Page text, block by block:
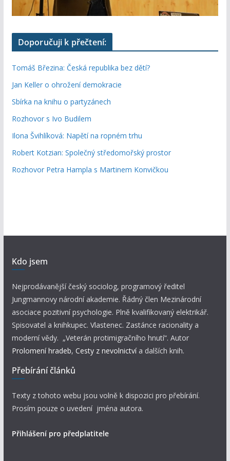
Doporučuji k přečtení:
Tomáš Březina: Česká republika bez dětí?
Jan Keller o ohrožení demokracie
Sbírka na knihu o partyzánech
Rozhovor s Ivo Budilem
Ilona Švihlíková: Napětí na ropném trhu
Robert Kotzian: Společný středomořský prostor
Rozhovor Petra Hampla s Martinem Konvičkou
Kdo jsem
Nejprodávanější český sociolog, programový ředitel
Jungmannovy národní akademie. Řádný člen Mezinárodní
asociace pozitivní psychologie. Plně kvalifikovaný elektrikář.
Spisovatel a knihkupec. Vlastenec. Zastánce racionality a
moderní vědy. „Veterán protimigračního hnutí“. Autor
Prolomení hradeb, Cesty z nevolnictví a dalších knih.
Přebírání článků
Texty z tohoto webu jsou volně k dispozici pro přebírání.
Prosím pouze o uvedení jména autora.
Přihlášení pro předplatitele